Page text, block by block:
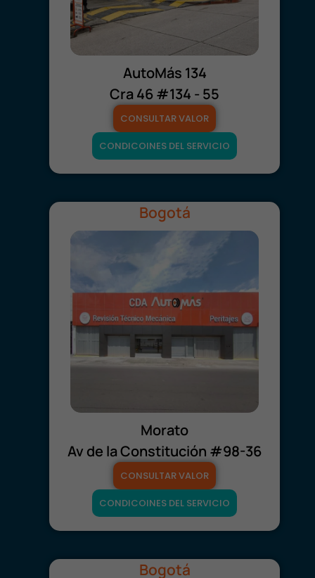
AutoMás 134
Cra 46 #134 - 55
CONSULTAR VALOR
CONDICOINES DEL SERVICIO
Bogotá
Morato
Av de la Constitución #98-36
CONSULTAR VALOR
CONDICOINES DEL SERVICIO
Bogotá